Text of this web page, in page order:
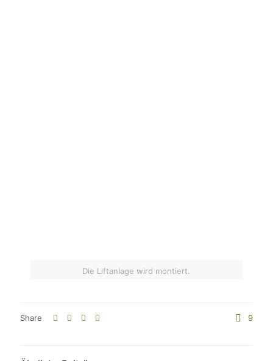
Die Liftanlage wird montiert.
Share 9